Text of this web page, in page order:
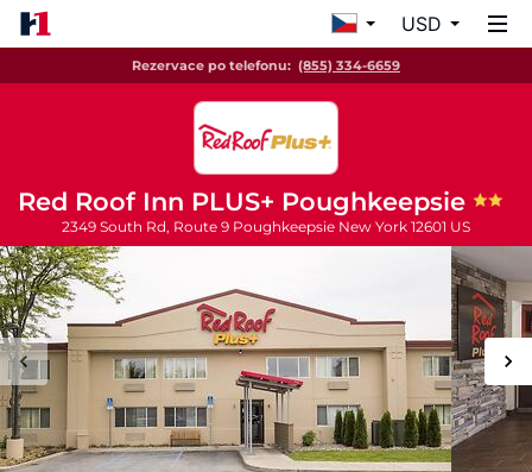
USD
Rezervace po telefonu: (855) 334-6659
Red Roof Inn PLUS+ Poughkeepsie
2349 South Rd, Route 9 Poughkeepsie New York 12601 US